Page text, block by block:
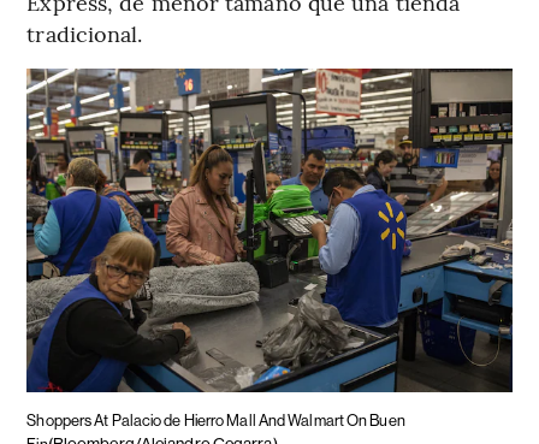
tradicional.
Shoppers At Palacio de Hierro Mall And Walmart On Buen